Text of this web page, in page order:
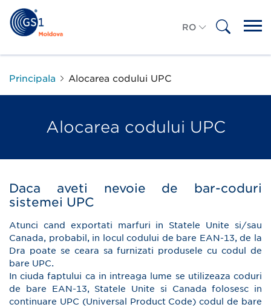
RO
RU
Principala Alocarea codului UPC
Alocarea codului UPC
Daca aveti nevoie de bar-coduri
sistemei UPC
Atunci cand exportati marfuri in Statele Unite si/sau
Canada, probabil, in locul codului de bare EAN-13, de la
Dra poate se ceara sa furnizati produsele cu codul de
bare UPC.
In ciuda faptului ca in intreaga lume se utilizeaza coduri
de bare EAN-13, Statele Unite si Canada folosesc in
continuare UPC (Universal Product Code) codul de bare